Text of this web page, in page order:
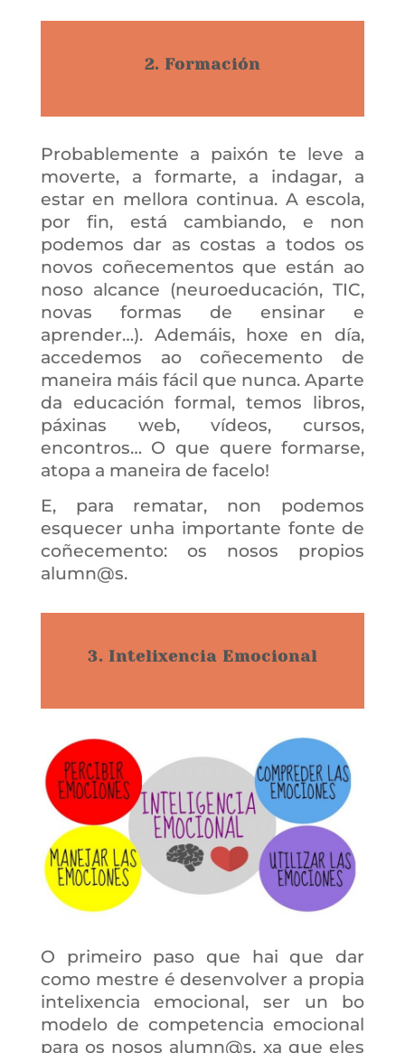
2. Formación
Probablemente a paixón te leve a
moverte, a formarte, a indagar, a
estar en mellora continua. A escola,
por fin, está cambiando, e non
podemos dar as costas a todos os
novos coñecementos que están ao
noso alcance (neuroeducación, TIC,
novas formas de ensinar e
aprender…). Ademáis, hoxe en día,
accedemos ao coñecemento de
maneira máis fácil que nunca. Aparte
da educación formal, temos libros,
páxinas web, vídeos, cursos,
encontros… O que quere formarse,
atopa a maneira de facelo!
E, para rematar, non podemos
esquecer unha importante fonte de
coñecemento: os nosos propios
alumn@s.
3. Intelixencia Emocional
O primeiro paso que hai que dar
como mestre é desenvolver a propia
intelixencia emocional, ser un bo
modelo de competencia emocional
para os nosos alumn@s, xa que eles